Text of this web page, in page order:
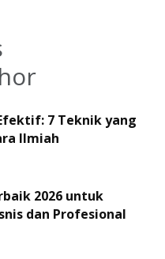
7 Teknik yang
Ilmiah
2026 untuk
dan Profesional